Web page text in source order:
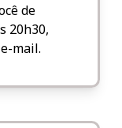
de
20h30,
mail.